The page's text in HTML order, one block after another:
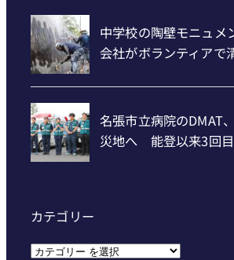
カテゴリー
カ